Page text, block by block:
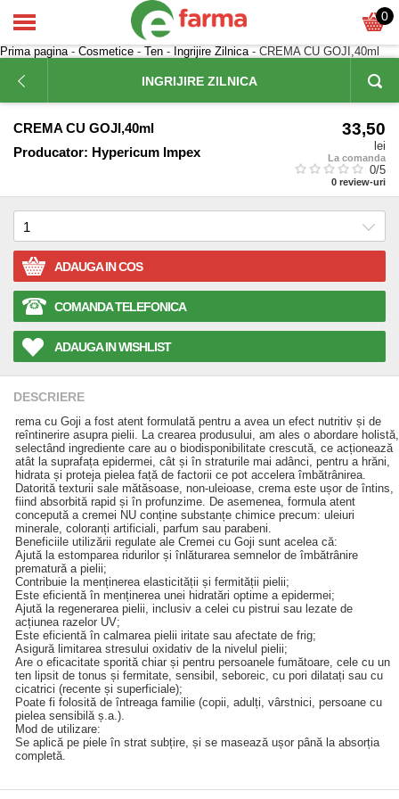
0
Prima pagina- Cosmetice - Ten - Ingrijire Zilnica- CREMA CU GOJI,40ml
INGRIJIRE ZILNICA
CREMA CU GOJI,40ml
Producator: Hypericum Impex
33,50
lei
La comanda
0/5
0 review-uri
ADAUGA IN COS
COMANDA TELEFONICA
ADAUGA IN WISHLIST
DESCRIERE
rema cu Goji a fost atent formulată pentru a avea un efect nutritiv și de
reîntinerire asupra pielii. La crearea produsului, am ales o abordare holistă,
selectând ingrediente care au o biodisponibilitate crescută, ce acționează
atât la suprafața epidermei, cât și în straturile mai adânci, pentru a hrăni,
hidrata și proteja pielea față de factorii ce pot accelera îmbătrânirea.
Datorită texturii sale mătăsoase, non-uleioase, crema este ușor de întins,
fiind absorbită rapid și în profunzime. De asemenea, formula atent
concepută a cremei NU conține substanțe chimice precum: uleiuri
minerale, coloranți artificiali, parfum sau parabeni.
Beneficiile utilizării regulate ale Cremei cu Goji sunt acelea că:
Ajută la estomparea ridurilor și înlăturarea semnelor de îmbătrânire
prematură a pielii;
Contribuie la menținerea elasticității și fermității pielii;
Este eficientă în menținerea unei hidratări optime a epidermei;
Ajută la regenerarea pielii, inclusiv a celei cu pistrui sau lezate de
acțiunea razelor UV;
Este eficientă în calmarea pielii iritate sau afectate de frig;
Asigură limitarea stresului oxidativ de la nivelul pielii;
Are o eficacitate sporită chiar și pentru persoanele fumătoare, cele cu un
ten lipsit de tonus și fermitate, sensibil, seboreic, cu pori dilatați sau cu
cicatrici (recente și superficiale);
Poate fi folosită de întreaga familie (copii, adulți, vârstnici, persoane cu
pielea sensibilă ș.a.).
Mod de utilizare:
Se aplică pe piele în strat subțire, și se masează ușor până la absorția
completă.